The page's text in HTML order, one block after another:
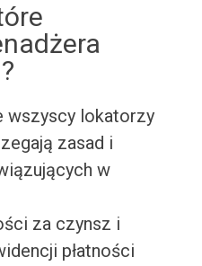
wszyscy lokatorzy
zasad i
w
za czynsz i
płatności